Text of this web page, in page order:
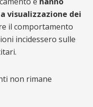
visualizzazione dei
il comportamento
incidessero sulle
non rimane